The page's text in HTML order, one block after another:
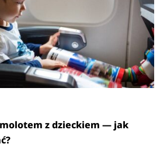
z dzieckiem — jak